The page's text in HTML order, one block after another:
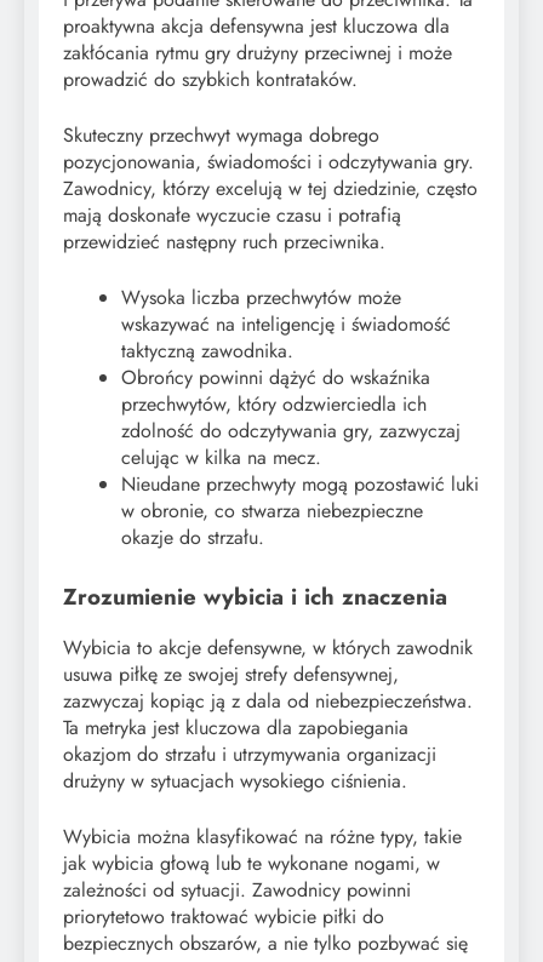
proaktywna akcja defensywna jest kluczowa dla
zakłócania rytmu gry drużyny przeciwnej i może
prowadzić do szybkich kontrataków.
Skuteczny przechwyt wymaga dobrego
pozycjonowania, świadomości i odczytywania gry.
Zawodnicy, którzy excelują w tej dziedzinie, często
mają doskonałe wyczucie czasu i potrafią
przewidzieć następny ruch przeciwnika.
Wysoka liczba przechwytów może
wskazywać na inteligencję i świadomość
taktyczną zawodnika.
Obrońcy powinni dążyć do wskaźnika
przechwytów, który odzwierciedla ich
zdolność do odczytywania gry, zazwyczaj
celując w kilka na mecz.
Nieudane przechwyty mogą pozostawić luki
w obronie, co stwarza niebezpieczne
okazje do strzału.
Zrozumienie wybicia i ich znaczenia
Wybicia to akcje defensywne, w których zawodnik
usuwa piłkę ze swojej strefy defensywnej,
zazwyczaj kopiąc ją z dala od niebezpieczeństwa.
Ta metryka jest kluczowa dla zapobiegania
okazjom do strzału i utrzymywania organizacji
drużyny w sytuacjach wysokiego ciśnienia.
Wybicia można klasyfikować na różne typy, takie
jak wybicia głową lub te wykonane nogami, w
zależności od sytuacji. Zawodnicy powinni
priorytetowo traktować wybicie piłki do
bezpiecznych obszarów, a nie tylko pozbywać się